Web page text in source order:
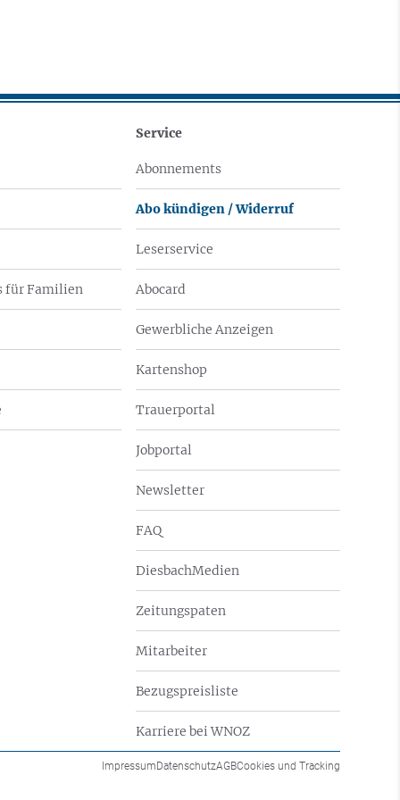
für Familien
Service
Abonnements
Abo kündigen / Widerruf
Leserservice
Abocard
Gewerbliche Anzeigen
Kartenshop
Trauerportal
Jobportal
Newsletter
FAQ
DiesbachMedien
Zeitungspaten
Mitarbeiter
Bezugspreisliste
Karriere bei WNOZ
ImpressumDatenschutzAGBCookies und Tracking